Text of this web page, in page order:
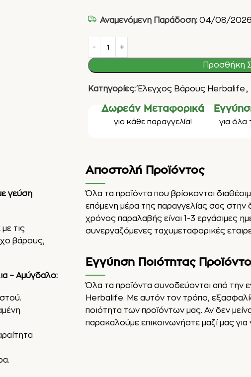
Αναμενόμενη Παράδοση: 04/08/
Προσθήκη
Κατηγορίες: Έλεγχος Βάρους Herbalife ,
Δωρεάν Μεταφορικά
για κάθε παραγγελία! για όλα
γεύση
τις
βάρους,
– Αμύγδαλο:
Αποστολή Προϊόντος
Όλα τα προϊόντα που βρίσκονται
επόμενη μέρα της παραγγελίας σας
χρόνος παραλαβής είναι 1-3 εργάσιμες
συνεργαζόμενες ταχυμεταφορικές
Εγγύηση Ποιότητας
Όλα τα προϊόντα συνοδεύονται από την
Herbalife. Με αυτόν τον τρόπο,
ποιότητα των προϊόντων μας. Αν δεν
παρακαλούμε επικοινωνήστε μαζί μας